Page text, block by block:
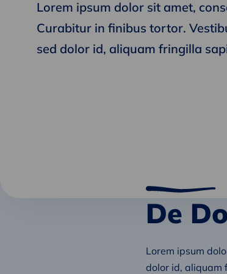
Lorem ipsum dolor sit amet,
Curabitur in finibus tortor.
sed dolor id, aliquam fringilla
De
Lorem ipsum
dolor id, aliquam